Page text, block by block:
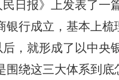
民日报》上发表了
银行成立，基本上梳
，就形成了以中央
围绕这三大体系到